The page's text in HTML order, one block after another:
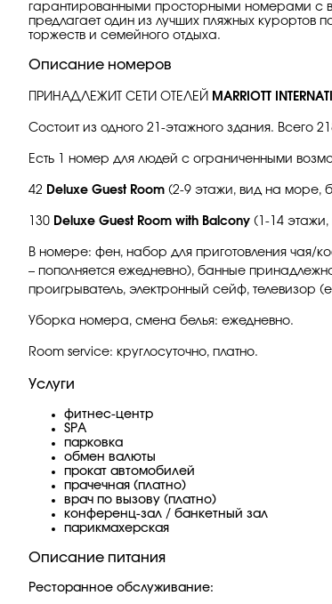
гарантированными просторными номерами с
предлагает один из лучших пляжных курортов
торжеств и семейного отдыха.
Описание номеров
ПРИНАДЛЕЖИТ СЕТИ ОТЕЛЕЙ MARRIOTT
Состоит из одного 21-этажного здания. Всего
Есть 1 номер для людей с ограниченными
42 Deluxe Guest Room (2-9 этажи, вид на море,
130 Deluxe Guest Room with Balcony (1-14
В номере: фен, набор для приготовления чая/
– пополняется ежедневно), банные
проигрыватель, электронный сейф, телевизор
Уборка номера, смена белья: ежедневно.
Room service: круглосуточно, платно.
Услуги
фитнес-центр
SPA
парковка
обмен валюты
прокат автомобилей
прачечная (платно)
врач по вызову (платно)
конференц-зал / банкетный зал
парикмахерская
Описание питания
Ресторанное обслуживание: